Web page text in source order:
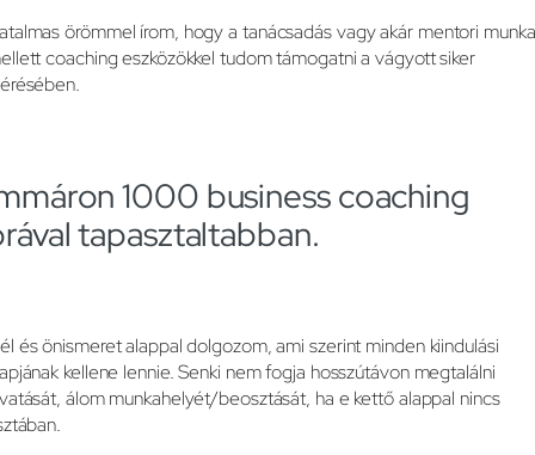
örömmel írom, hogy a tanácsadás vagy akár mentori munka
coaching eszközökkel tudom támogatni a vágyott siker
1000 business coaching
tapasztaltabban.
és önismeret alappal dolgozom, ami szerint minden kiindulási
kellene lennie. Senki nem fogja hosszútávon megtalálni
álom munkahelyét/beosztását, ha e kettő alappal nincs